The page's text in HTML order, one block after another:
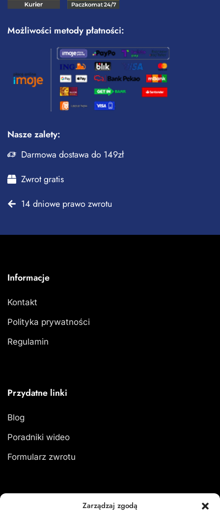
Zarządzaj zgodą
Możliwości metody płatności:
Nasze zalety:
Darmowa dostawa do 149zł
Zwrot gratis
14 dniowe prawo zwrotu
Informacje
Kontakt
Polityka prywatności
Regulamin
Przydatne linki
Blog
Poradniki wideo
Formularz zwrotu